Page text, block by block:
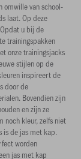
omwille van school-
laat. Op deze
u bij de
trainingspakken
onze trainingsjacks
stijlen op de
inspireert de
door de
Bovendien zijn
en zijn ze
noch kleur, zelfs niet
is de jas met kap.
worden
jas met kap